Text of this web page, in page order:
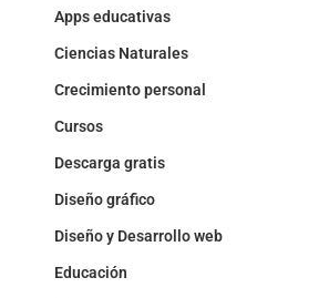
Apps educativas
Ciencias Naturales
Crecimiento personal
Cursos
Descarga gratis
Diseño gráfico
Diseño y Desarrollo web
Educación